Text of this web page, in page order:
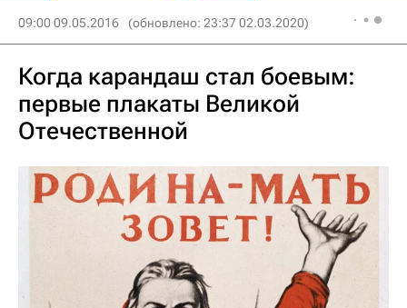
09:00 09.05.2016 (обновлено: 23:37 02.03.2020)
Когда карандаш стал боевым:
первые плакаты Великой
Отечественной